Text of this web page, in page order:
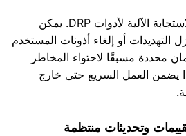
استفد من قدرات الاستجابة الآلية لأدوات DRP. يمكن
التهديدات أو إلغاء أذونات المستخدم
محددة مسبقًا لاحتواء المخاطر
يضمن العمل السريع حتى خارج